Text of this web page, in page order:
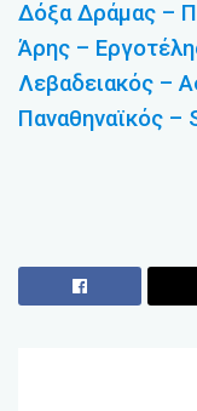
Δόξα Δράμας –
Άρης –
Λεβαδειακός –
Παναθηναϊκός –